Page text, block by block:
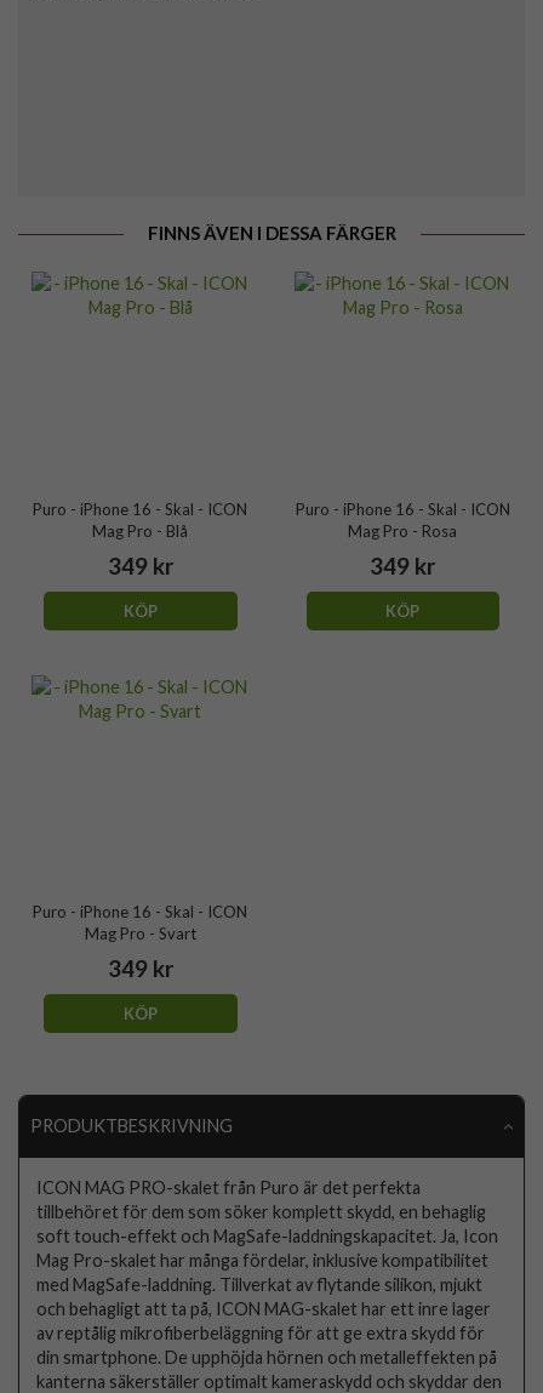
FINNS ÄVEN I DESSA FÄRGER
Puro - iPhone 16 - Skal - ICON
Mag Pro - Blå
349 kr
KÖP
Puro - iPhone 16 - Skal - ICON
Mag Pro - Rosa
349 kr
KÖP
Puro - iPhone 16 - Skal - ICON
Mag Pro - Svart
349 kr
KÖP
PRODUKTBESKRIVNING
ICON MAG PRO-skalet från Puro är det perfekta
tillbehöret för dem som söker komplett skydd, en behaglig
soft touch-effekt och MagSafe-laddningskapacitet. Ja, Icon
Mag Pro-skalet har många fördelar, inklusive kompatibilitet
med MagSafe-laddning. Tillverkat av flytande silikon, mjukt
och behagligt att ta på, ICON MAG-skalet har ett inre lager
av reptålig mikrofiberbeläggning för att ge extra skydd för
din smartphone. De upphöjda hörnen och metalleffekten på
kanterna säkerställer optimalt kameraskydd och skyddar den